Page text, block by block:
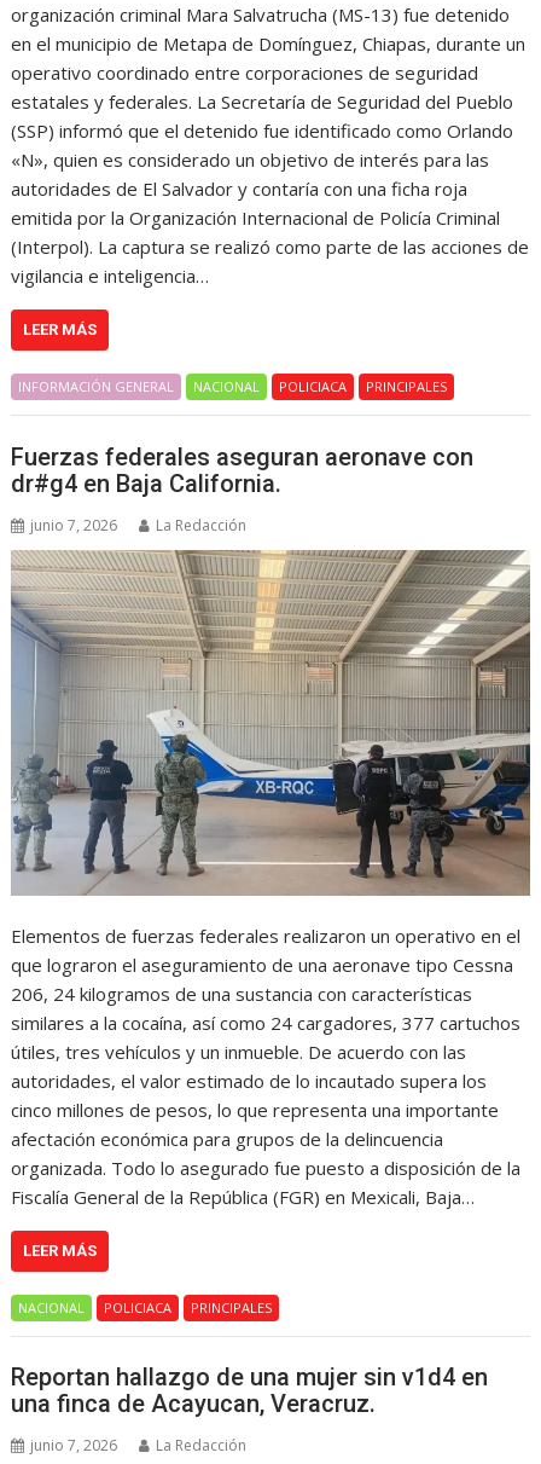
organización criminal Mara Salvatrucha (MS-13) fue detenido
en el municipio de Metapa de Domínguez, Chiapas, durante un
operativo coordinado entre corporaciones de seguridad
estatales y federales. La Secretaría de Seguridad del Pueblo
(SSP) informó que el detenido fue identificado como Orlando
«N», quien es considerado un objetivo de interés para las
autoridades de El Salvador y contaría con una ficha roja
emitida por la Organización Internacional de Policía Criminal
(Interpol). La captura se realizó como parte de las acciones de
vigilancia e inteligencia…
LEER MÁS
INFORMACIÓN GENERAL NACIONAL POLICIACA PRINCIPALES
Fuerzas federales aseguran aeronave con
dr#g4 en Baja California.
junio 7, 2026 La Redacción
Elementos de fuerzas federales realizaron un operativo en el
que lograron el aseguramiento de una aeronave tipo Cessna
206, 24 kilogramos de una sustancia con características
similares a la cocaína, así como 24 cargadores, 377 cartuchos
útiles, tres vehículos y un inmueble. De acuerdo con las
autoridades, el valor estimado de lo incautado supera los
cinco millones de pesos, lo que representa una importante
afectación económica para grupos de la delincuencia
organizada. Todo lo asegurado fue puesto a disposición de la
Fiscalía General de la República (FGR) en Mexicali, Baja…
LEER MÁS
NACIONAL POLICIACA PRINCIPALES
Reportan hallazgo de una mujer sin v1d4 en
una finca de Acayucan, Veracruz.
junio 7, 2026 La Redacción